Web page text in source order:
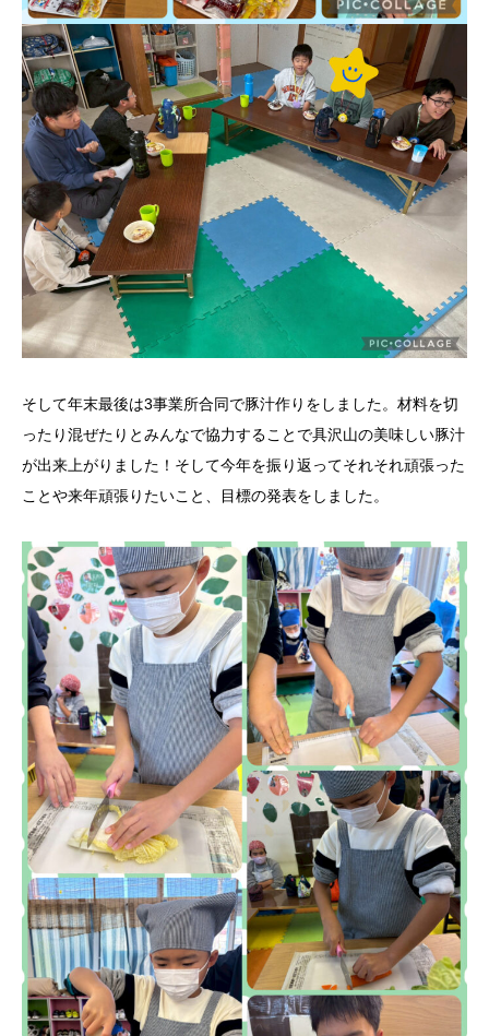
そして年末最後は3事業所合同で豚汁作りをしました。材料を切
ったり混ぜたりとみんなで協力することで具沢山の美味しい豚汁
が出来上がりました！そして今年を振り返ってそれそれ頑張った
ことや来年頑張りたいこと、目標の発表をしました。